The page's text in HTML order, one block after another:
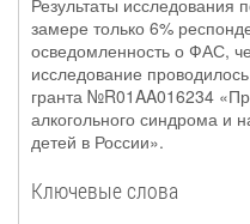
Результаты исследования
замере только 6%
осведомленность о ФАС,
исследование
гранта №R01AA016234
алкогольного синдрома и
детей в России».
Ключевые слова